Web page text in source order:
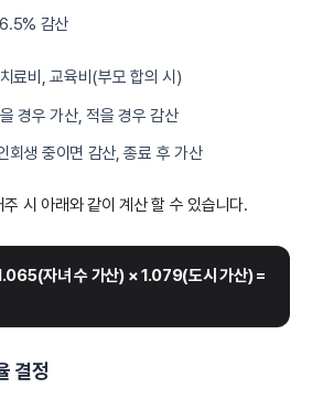
감산
료비, 교육비(부모 합의 시)
경우 가산, 적을 경우 감산
회생 중이면 감산, 종료 후 가산
시 아래와 같이 계산 할 수 있습니다.
자녀 수 가산) × 1.079(도시 가산) =
결정